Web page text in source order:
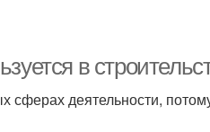
в
сферах деятельности,